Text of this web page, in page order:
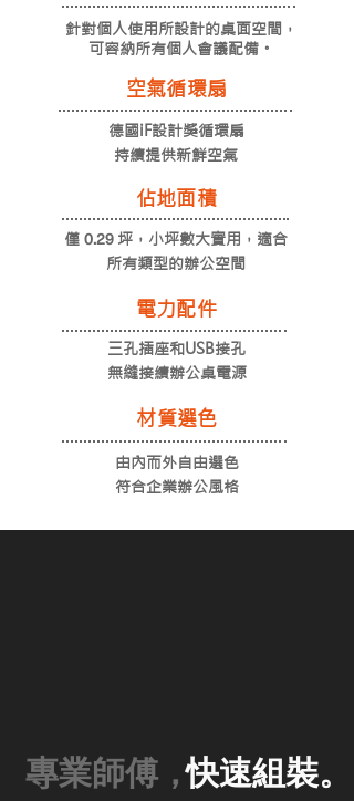
針對個人使用所設計的桌面空間，
​可容納所有個人會議配備。
​空氣循環扇
德國iF設計獎循環扇
持續提供新鮮空氣
佔地面積
僅 0.29 坪，小坪數大實用， ​適合
所有類型的辦公空間
​電力配件
三孔插座和USB接孔
無縫接續辦公桌電源
​材質選色
由內而外自由選色
符合企業辦公風格
專業師傅，快速組裝。